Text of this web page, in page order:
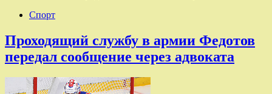
Спорт
Проходящий службу в армии Федотов
передал сообщение через адвоката